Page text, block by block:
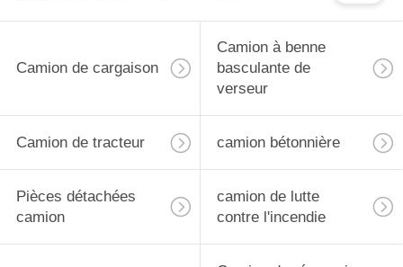
Camion de cargaison
Camion à benne
basculante de
verseur
Camion de tracteur camion bétonnière
Pièces détachées
camion
camion de lutte
contre l'incendie